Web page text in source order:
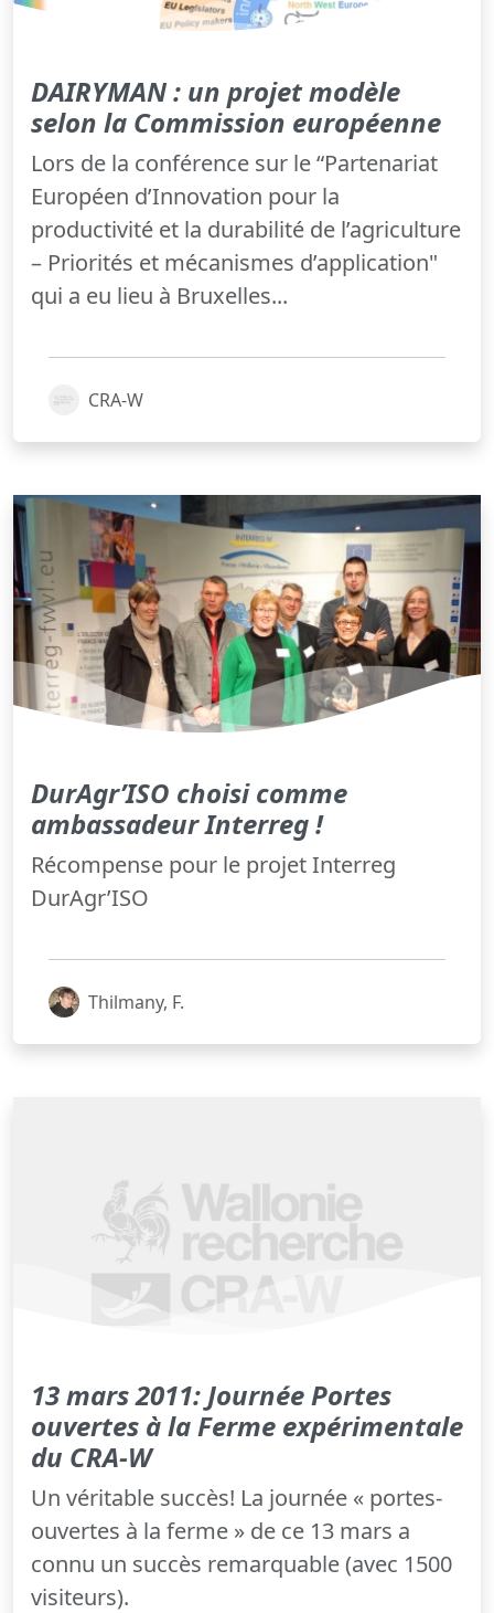
DAIRYMAN : un projet modèle
selon la Commission européenne
Lors de la conférence sur le “Partenariat
Européen d’Innovation pour la
productivité et la durabilité de l’agriculture
– Priorités et mécanismes d’application"
qui a eu lieu à Bruxelles...
CRA-W
DurAgr’ISO choisi comme
ambassadeur Interreg !
Récompense pour le projet Interreg
DurAgr’ISO
Thilmany, F.
13 mars 2011: Journée Portes
ouvertes à la Ferme expérimentale
du CRA-W
Un véritable succès! La journée « portes-
ouvertes à la ferme » de ce 13 mars a
connu un succès remarquable (avec 1500
visiteurs).